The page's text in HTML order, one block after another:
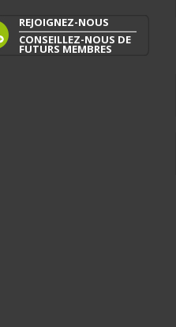
REJOIGNEZ-NOUS
CONSEILLEZ-NOUS DE
FUTURS MEMBRES